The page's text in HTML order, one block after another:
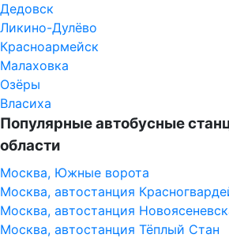
Дедовск
Ликино-Дулёво
Красноармейск
Малаховка
Озёры
Власиха
Популярные автобусные
области
Москва, Южные ворота
Москва, автостанция
Москва, автостанция
Москва, автостанция Тёплый Стан